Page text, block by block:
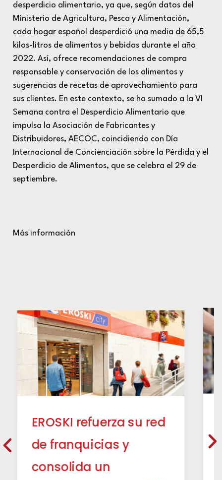
desperdicio alimentario, ya que, según datos del
Ministerio de Agricultura, Pesca y Alimentación,
cada hogar español desperdició una media de 65,5
kilos-litros de alimentos y bebidas durante el año
2022. Así, ofrece recomendaciones de compra
responsable y conservación de los alimentos y
sugerencias de recetas de aprovechamiento para
sus clientes. En este contexto, se ha sumado a la VI
Semana contra el Desperdicio Alimentario que
impulsa la Asociación de Fabricantes y
Distribuidores, AECOC, coincidiendo con Día
Internacional de Concienciación sobre la Pérdida y el
Desperdicio de Alimentos, que se celebra el 29 de
septiembre.
Más información
EROSKI refuerza su red
de franquicias y
consolida un